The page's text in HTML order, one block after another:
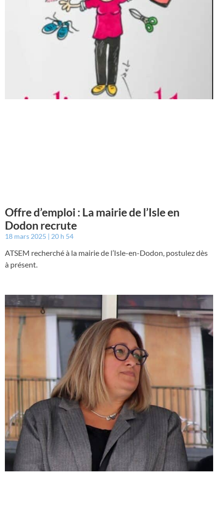
Offre d’emploi : La mairie de l’Isle en
Dodon recrute
18 mars 2025 20 h 54
ATSEM recherché à la mairie de l’Isle-en-Dodon, postulez dès
à présent.